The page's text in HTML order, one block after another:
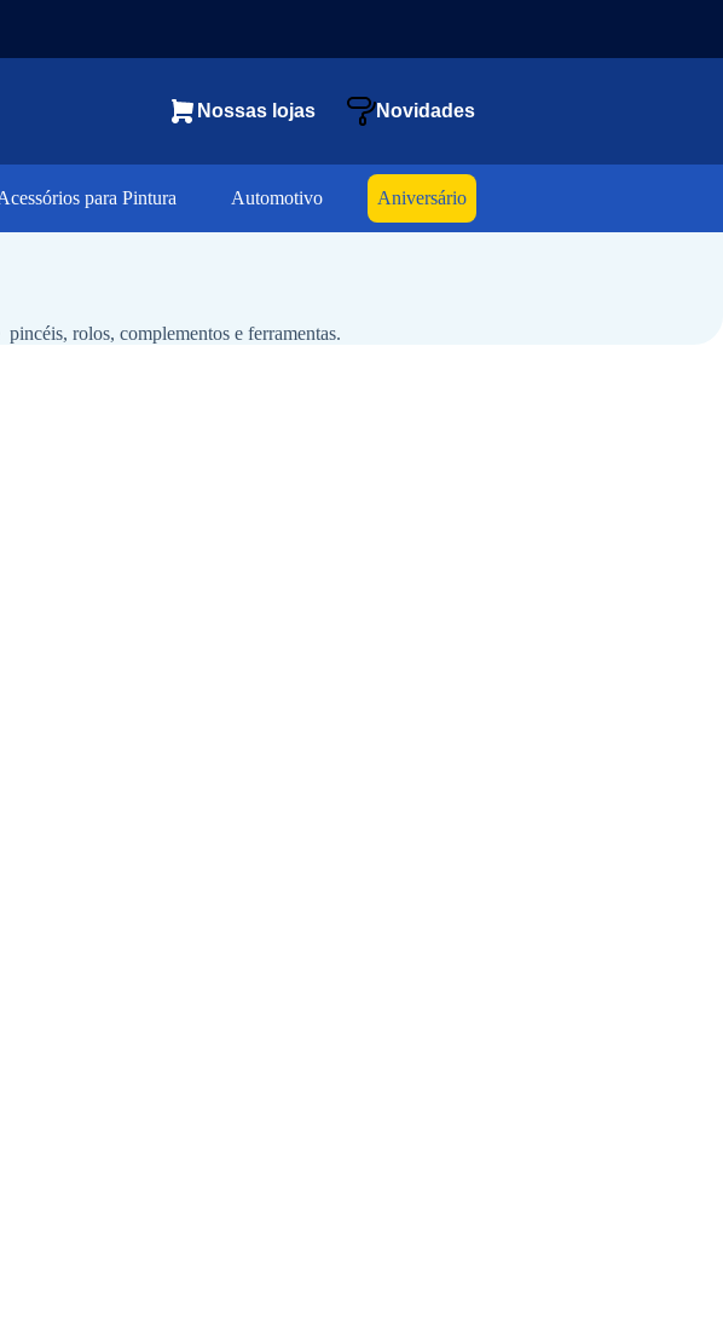
Nossas lojas Novidades
para Pintura Automotivo Aniversário
rolos, complementos e ferramentas.